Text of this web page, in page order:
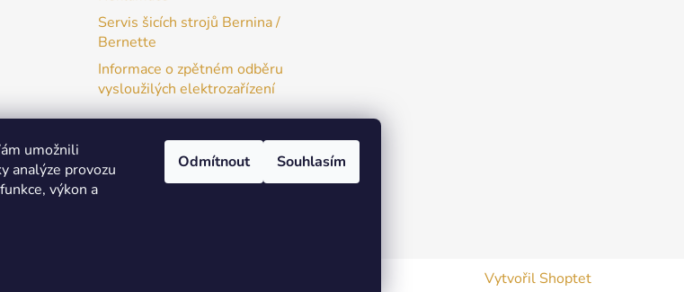
umožnili
analýze provozu
výkon a
Odmítnout Souhlasím
Servis šicích strojů Bernina /
Bernette
Informace o zpětném odběru
vysloužilých elektrozařízení
patchwork-aja.cz
Vytvořil Shoptet